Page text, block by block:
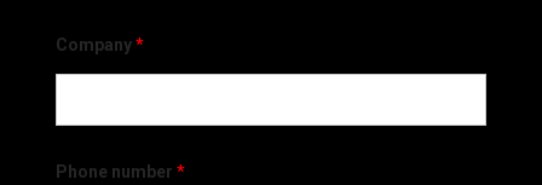
Company*
Phone number *